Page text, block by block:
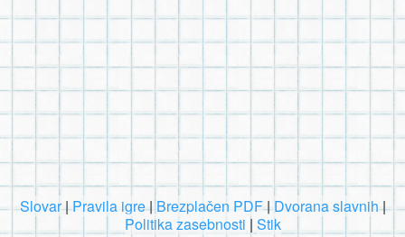
Slovar|Pravila igre| Brezplačen PDF|Dvorana slavnih|
Politika zasebnosti | Stik